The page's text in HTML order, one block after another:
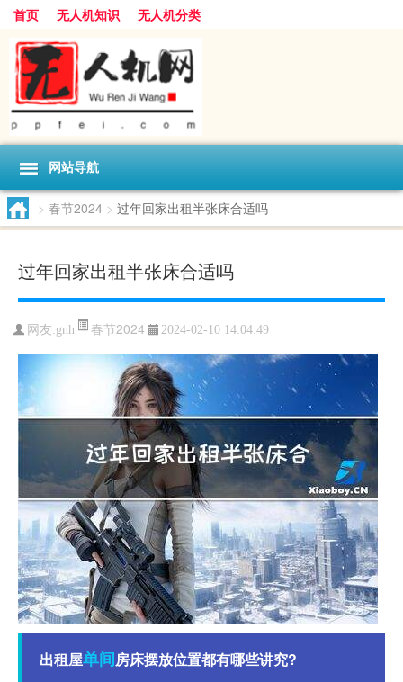
首页 无人机知识 无人机分类
网站导航
> 春节2024 > 过年回家出租半张床合适吗
过年回家出租半张床合适吗
网友:gnh 春节2024 2024-02-10 14:04:49
出租屋单间房床摆放位置都有哪些讲究?